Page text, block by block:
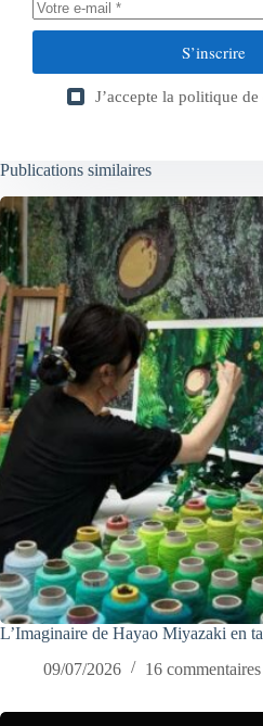
S’inscrire
J’accepte la politique de
Publications similaires
L’Imaginaire de Hayao Miyazaki en
09/07/2026
16 commentaires